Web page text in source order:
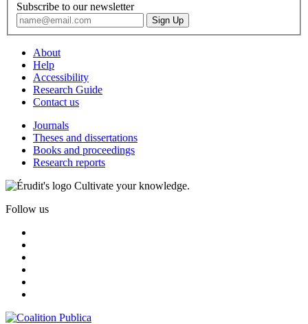
Subscribe to our newsletter
About
Help
Accessibility
Research Guide
Contact us
Journals
Theses and dissertations
Books and proceedings
Research reports
Cultivate your knowledge.
Follow us